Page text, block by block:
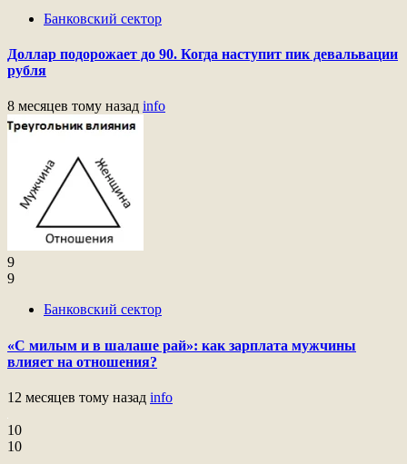
Банковский сектор
Доллар подорожает до 90. Когда наступит пик девальвации
рубля
8 месяцев тому назад info
9
9
Банковский сектор
«С милым и в шалаше рай»: как зарплата мужчины
влияет на отношения?
12 месяцев тому назад info
10
10